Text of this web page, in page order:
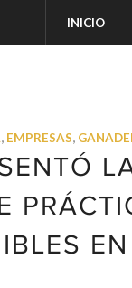
INICIO
, EMPRESAS,